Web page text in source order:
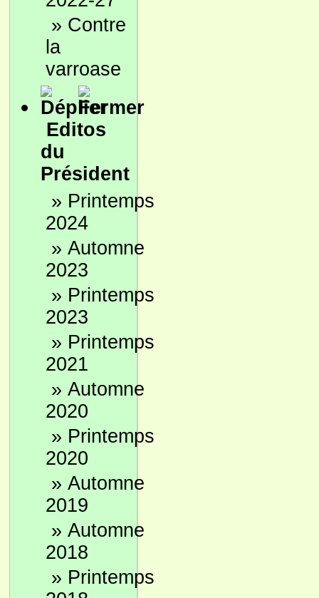
» Contre
la
varroase
Editos
du
Président
» Printemps
2024
» Automne
2023
» Printemps
2023
» Printemps
2021
» Automne
2020
» Printemps
2020
» Automne
2019
» Automne
2018
» Printemps